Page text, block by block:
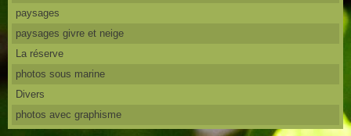
paysages
paysages givre et neige
La réserve
photos sous marine
Divers
photos avec graphisme